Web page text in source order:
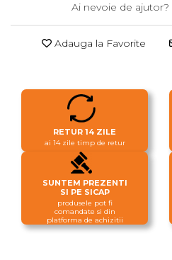
Ai nevoie de ajutor?
Adauga la Favorite
RETUR 14 ZILE
ai 14 zile timp de retur
SUNTEM PREZENTI
SI PE SICAP
produsele pot fi
comandate si din
platforma de achizitii